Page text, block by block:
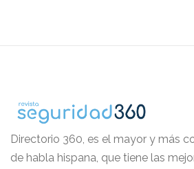
Directorio 360, es el mayor y más
de habla hispana, que tiene las